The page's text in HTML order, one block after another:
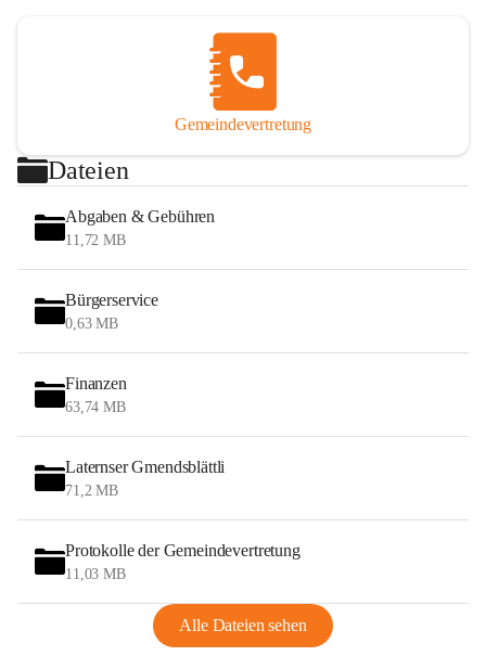
Gemeindevertretung
Dateien
Abgaben & Gebühren
11,72 MB
Bürgerservice
0,63 MB
Finanzen
63,74 MB
Laternser Gmendsblättli
71,2 MB
Protokolle der Gemeindevertretung
11,03 MB
Alle Dateien sehen